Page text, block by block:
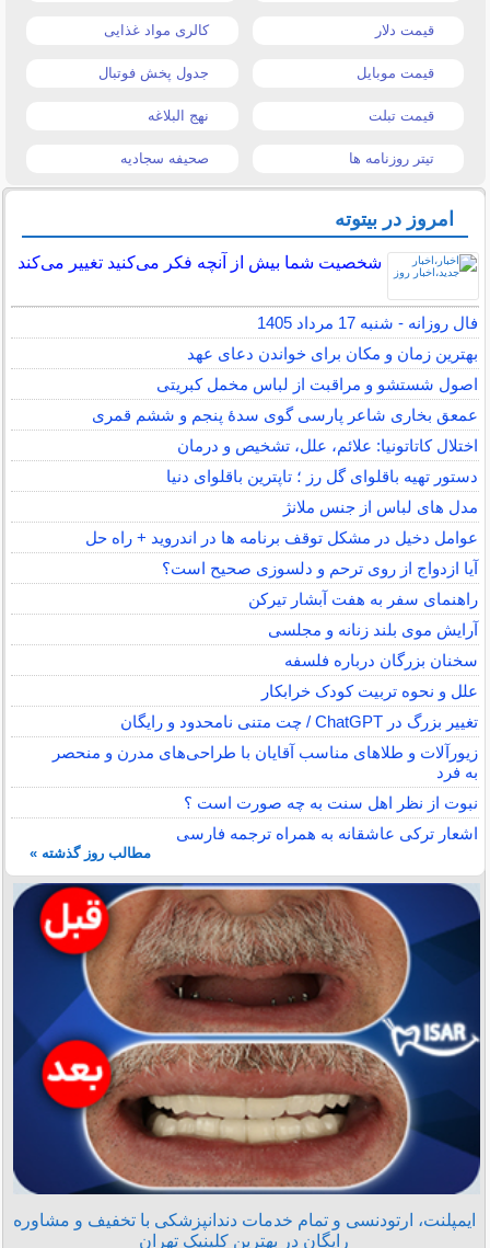
قیمت دلار کالری مواد غذایی
قیمت موبایل جدول پخش فوتبال
قیمت تبلت نهج البلاغه
تیتر روزنامه ها صحیفه سجادیه
امروز در بیتوته
شخصیت شما بیش از آنچه فکر می‌کنید تغییر می‌کند
فال روزانه - شنبه 17 مرداد 1405
بهترین زمان و مکان برای خواندن دعای عهد
اصول شستشو و مراقبت از لباس مخمل کبریتی
عمعق بخاری شاعر پارسی گوی سدهٔ پنجم و ششم قمری
اختلال کاتاتونیا: علائم، علل، تشخیص و درمان
دستور تهیه باقلوای گل رز ؛ تاپترین باقلوای دنیا
مدل های لباس از جنس ملانژ
عوامل دخیل در مشکل توقف برنامه ها در اندروید + راه حل
آیا ازدواج از روی ترحم و دلسوزی صحیح است؟
راهنمای سفر به هفت آبشار تیرکن
آرایش موی بلند زنانه و مجلسی
سخنان بزرگان درباره فلسفه
علل و نحوه تربیت کودک خرابکار
تغییر بزرگ در ChatGPT / چت متنی نامحدود و رایگان
زیورآلات و طلاهای مناسب آقایان با طراحی‌های مدرن و منحصر
به فرد
نبوت از نظر اهل سنت به چه صورت است ؟
اشعار ترکی عاشقانه به همراه ترجمه فارسی
مطالب روز گذشته »
ایمپلنت، ارتودنسی و تمام خدمات دندانپزشکی با تخفیف و مشاوره
رایگان در بهترین کلینیک تهران